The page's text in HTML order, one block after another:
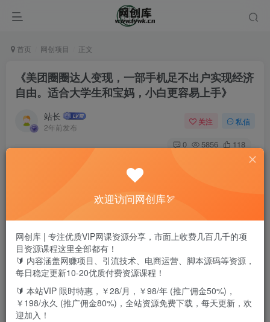
首页 网创项目 正文
《美团圈圈达人变现，一部手机足不出户实现经济
自由。适合大学生和宝妈，小白更容易上手》
站长
2年前发布
关注 私信
0 5856 118
项目介绍：《美团圈圈达人变现，一部手机足不出户实现经
济自由。适合大学生和宝妈，小白更容易上手》美团外卖现
欢迎访问网创库🏹
网创库 | 专注优质VIP网课资源分享，市面上收费几百几千的项
目资源课程这里全部都有！
🔰 内容涵盖网赚项目、引流技术、电商运营、脚本源码等资源，
每日稳定更新10-20优质付费资源课程！
🔰 本站VIP 限时特惠，￥28/月，￥98/年 (推广佣金50%)，
￥198/永久 (推广佣金80%)，全站资源免费下载，每天更新，欢
迎加入！